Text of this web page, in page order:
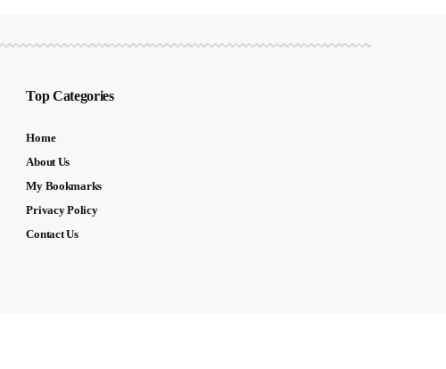
Top Categories
Home
About Us
My Bookmarks
Privacy Policy
Contact Us